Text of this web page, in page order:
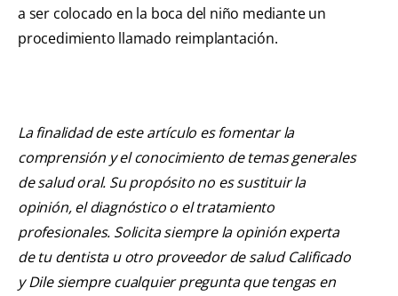
a ser colocado en la boca del niño mediante un
procedimiento llamado reimplantación.
La finalidad de este artículo es fomentar la
comprensión y el conocimiento de temas generales
de salud oral. Su propósito no es sustituir la
opinión, el diagnóstico o el tratamiento
profesionales. Solicita siempre la opinión experta
de tu dentista u otro proveedor de salud Calificado
y Dile siempre cualquier pregunta que tengas en